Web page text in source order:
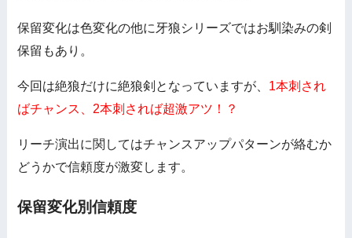
保留変化は色変化の他に牙狼シリーズではお馴染みの剣
保留もあり。
今回は絶狼だけに絶狼剣となっていますが、 1本刺され
ばチャンス、2本刺されば超激アツ！？
リーチ演出に関してはチャンスアップパターンが絡むか
どうかで信頼度が激変します。
保留変化別信頼度